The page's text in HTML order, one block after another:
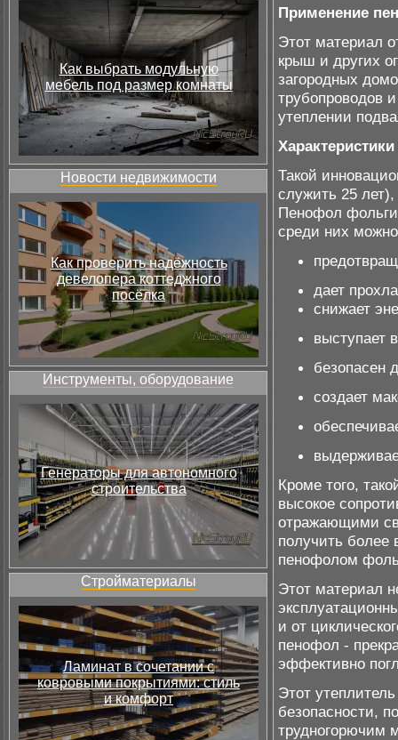
Как выбрать модульную
мебель под размер комнаты
Новости недвижимости
Как проверить надёжность
девелопера коттеджного
посёлка
Инструменты, оборудование
Генераторы для автономного
строительства
Стройматериалы
Ламинат в сочетании с
ковровыми покрытиями: стиль
и комфорт
Применение
Этот материал
крыш и других
загородных
трубопроводов
утеплении
Такой
служить 25
Пенофол
среди них
дает
снижает
выступает
безопасен
создает
Кроме того,
высокое
отражающими
получить более
пенофолом
Этот материал
и от
пенофол -
эффективно
Этот
безопасности,
трудногорючим